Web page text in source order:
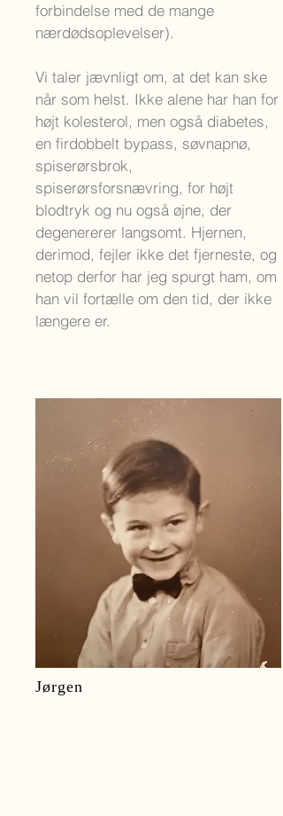
forbindelse med de mange
nærdødsoplevelser).
Vi taler jævnligt om, at det kan ske
når som helst. Ikke alene har han for
højt kolesterol, men også diabetes,
en firdobbelt bypass, søvnapnø,
spiserørsbrok,
spiserørsforsnævring, for højt
blodtryk og nu også øjne, der
degenererer langsomt. Hjernen,
derimod, fejler ikke det fjerneste, og
netop derfor har jeg spurgt ham, om
han vil fortælle om den tid, der ikke
længere er.
Jørgen